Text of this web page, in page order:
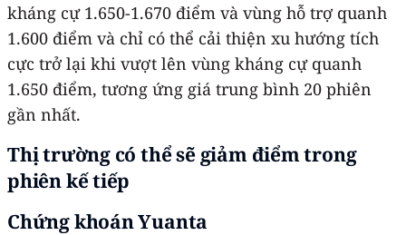
kháng cự 1.650-1.670 điểm và vùng hỗ trợ quanh
1.600 điểm và chỉ có thể cải thiện xu hướng tích
cực trở lại khi vượt lên vùng kháng cự quanh
1.650 điểm, tương ứng giá trung bình 20 phiên
gần nhất.
Thị trường có thể sẽ giảm điểm trong
phiên kế tiếp
Chứng khoán Yuanta